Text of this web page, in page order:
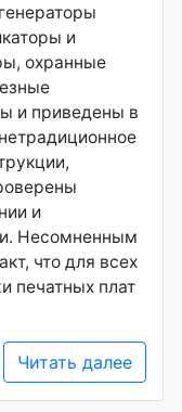
и
охранные
и приведены в
и
Несомненным
что для всех
печатных плат
Читать далее